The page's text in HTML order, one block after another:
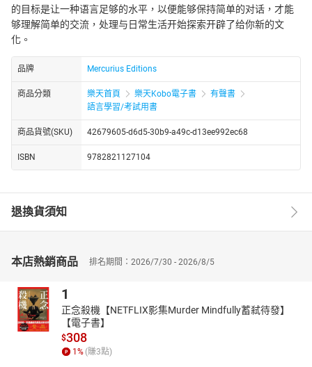
的目标是让一种语言足够的水平，以便能够保持简单的对话，才能
够理解简单的交流，处理与日常生活开始探索开辟了给你新的文
化。
品牌 Mercurius Editions
商品分類 樂天首頁 樂天Kobo電子書
有聲書
語言學習/考試用書
商品貨號(SKU) 42679605-d6d5-30b9-a49c-d13ee992ec68
ISBN 9782821127104
退換貨須知
本店熱銷商品 排名期間：2026/7/30 - 2026/8/5
1
正念殺機【NETFLIX影集Murder Mindfully蓄弒待發】
【電子書】
$308
1% (賺3點)